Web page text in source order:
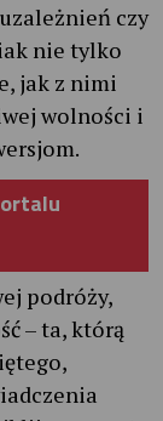
czy
nie tylko
jak z nimi
wolności i
podróży,
– ta, którą